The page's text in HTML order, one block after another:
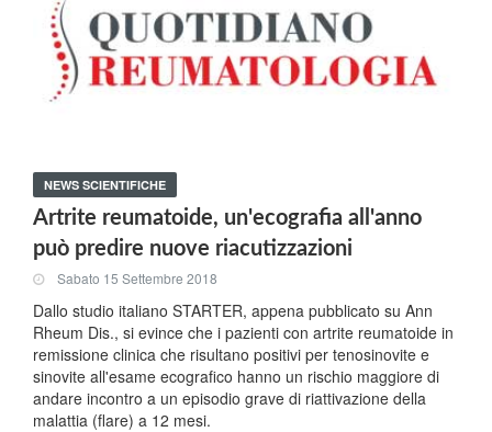
NEWS SCIENTIFICHE
Artrite reumatoide, un'ecografia all'anno
può predire nuove riacutizzazioni
Sabato 15 Settembre 2018
Dallo studio italiano STARTER, appena pubblicato su Ann
Rheum Dis., si evince che i pazienti con artrite reumatoide in
remissione clinica che risultano positivi per tenosinovite e
sinovite all'esame ecografico hanno un rischio maggiore di
andare incontro a un episodio grave di riattivazione della
malattia (flare) a 12 mesi.